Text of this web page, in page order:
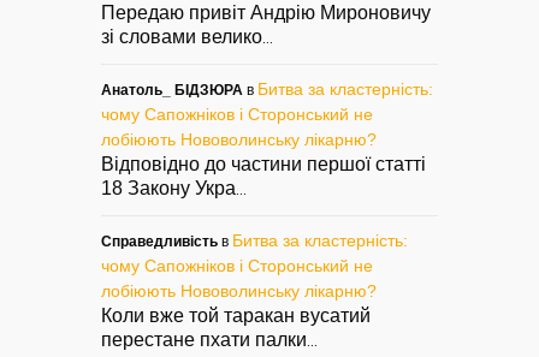
Передаю привіт Андрію Мироновичу
зі словами велико
Анатоль_ БІДЗЮРА в Битва за кластерність:
чому Сапожніков і Сторонський не
лобіюють Нововолинську лікарню?
Відповідно до частини першої статті
18 Закону Укра
Справедливість в Битва за кластерність:
чому Сапожніков і Сторонський не
лобіюють Нововолинську лікарню?
Коли вже той таракан вусатий
перестане пхати палки